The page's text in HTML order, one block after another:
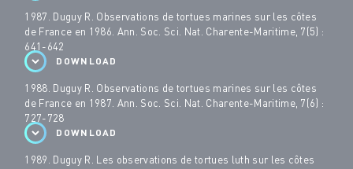
1987. Duguy R. Observations de tortues marines sur les côtes
de France en 1986. Ann. Soc. Sci. Nat. Charente-Maritime, 7(5) :
641-642
DOWNLOAD
1988. Duguy R. Observations de tortues marines sur les côtes
de France en 1987. Ann. Soc. Sci. Nat. Charente-Maritime, 7(6) :
727-728
DOWNLOAD
1989. Duguy R. Les observations de tortues luth sur les côtes